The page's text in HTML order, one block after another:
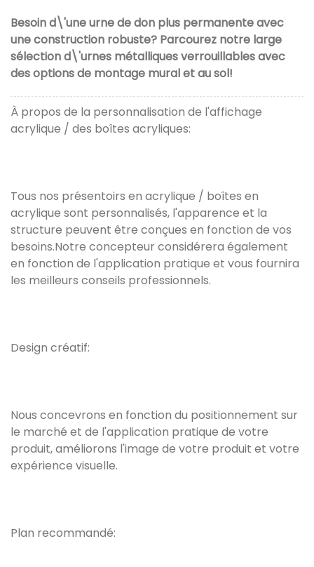
Besoin d\'une urne de don plus permanente avec
une construction robuste? Parcourez notre large
sélection d\'urnes métalliques verrouillables avec
des options de montage mural et au sol!
À propos de la personnalisation de l'affichage
acrylique / des boîtes acryliques:
Tous nos présentoirs en acrylique / boîtes en
acrylique sont personnalisés, l'apparence et la
structure peuvent être conçues en fonction de vos
besoins.Notre concepteur considérera également
en fonction de l'application pratique et vous fournira
les meilleurs conseils professionnels.
Design créatif:
Nous concevrons en fonction du positionnement sur
le marché et de l'application pratique de votre
produit, améliorons l'image de votre produit et votre
expérience visuelle.
Plan recommandé: